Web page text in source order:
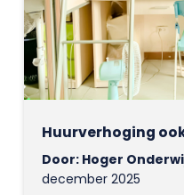
Huurverhoging
Door: Hoger
december 2025